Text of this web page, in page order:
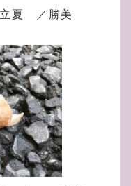
立夏 ／勝美